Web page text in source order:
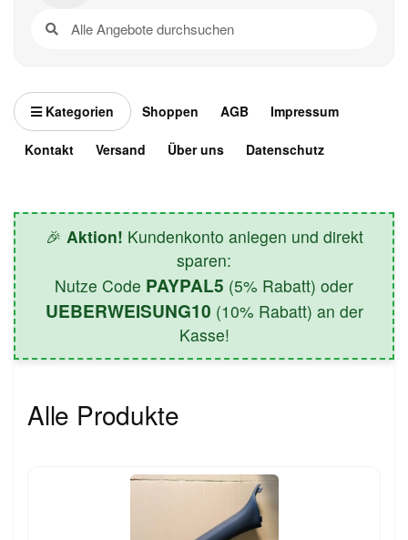
Kategorien Shoppen AGB Impressum
Kontakt Versand Über uns Datenschutz
🎉 Aktion! Kundenkonto anlegen und direkt
sparen:
Nutze Code PAYPAL5 (5% Rabatt) oder
UEBERWEISUNG10 (10% Rabatt) an der
Kasse!
Alle Produkte